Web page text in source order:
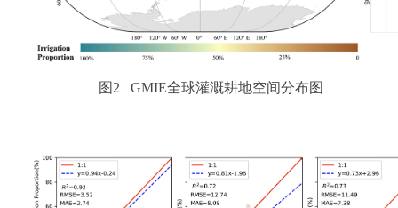
图2 GMIE全球灌溉耕地空间分布图